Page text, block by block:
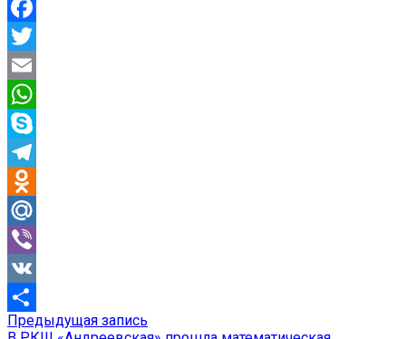
Facebook
Twitter
Email
WhatsApp
Skype
Telegram
Odnoklassniki
Mail.Ru
Viber
VK
Отправить
Навигация
Предыдущая запись